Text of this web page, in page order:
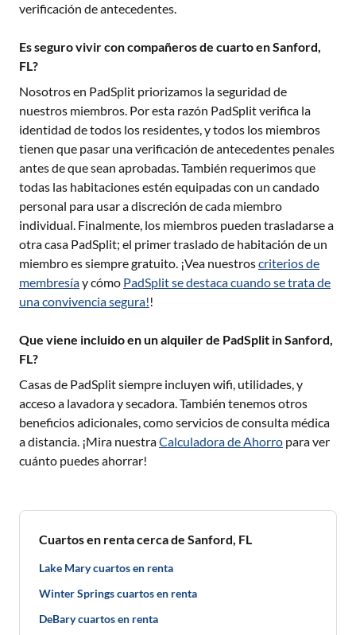
verificación de antecedentes.
Es seguro vivir con compañeros de cuarto en Sanford,
FL?
Nosotros en PadSplit priorizamos la seguridad de
nuestros miembros. Por esta razón PadSplit verifica la
identidad de todos los residentes, y todos los miembros
tienen que pasar una verificación de antecedentes penales
antes de que sean aprobadas. También requerimos que
todas las habitaciones estén equipadas con un candado
personal para usar a discreción de cada miembro
individual. Finalmente, los miembros pueden trasladarse a
otra casa PadSplit; el primer traslado de habitación de un
miembro es siempre gratuito. ¡Vea nuestroscriterios de
membresíay cómo PadSplit se destaca cuando se trata de
una convivencia segura!!
Que viene incluido en un alquiler de PadSplit in Sanford,
FL?
Casas de PadSplit siempre incluyen wifi, utilidades, y
acceso a lavadora y secadora. También tenemos otros
beneficios adicionales, como servicios de consulta médica
a distancia. ¡Mira nuestraCalculadora de Ahorro para ver
cuánto puedes ahorrar!
Cuartos en renta cerca de Sanford, FL
Lake Mary cuartos en renta
Winter Springs cuartos en renta
DeBary cuartos en renta